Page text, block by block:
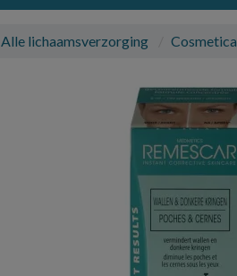
Alle lichaamsverzorging Cosmetica